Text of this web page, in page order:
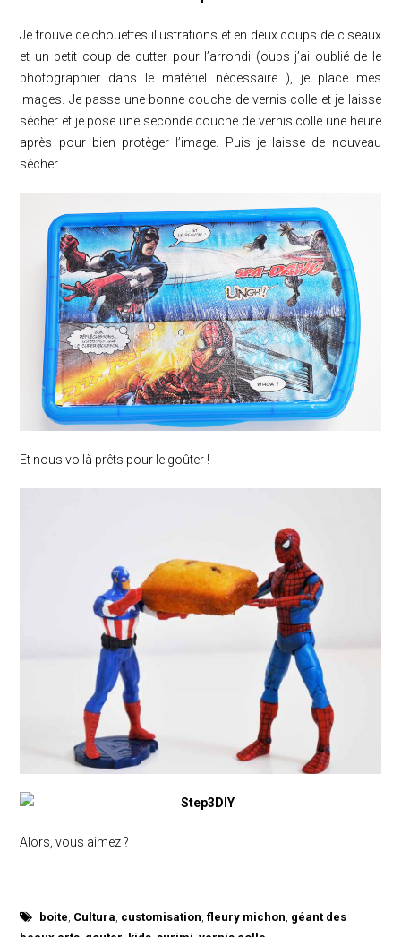
Je trouve de chouettes illustrations et en deux coups de ciseaux
et un petit coup de cutter pour l’arrondi (oups j’ai oublié de le
photographier dans le matériel nécessaire…), je place mes
images. Je passe une bonne couche de vernis colle et je laisse
sècher et je pose une seconde couche de vernis colle une heure
après pour bien protèger l’image. Puis je laisse de nouveau
sècher.
Et nous voilà prêts pour le goûter !
Alors, vous aimez ?
boite Cultura customisation ,fleury michon géant des